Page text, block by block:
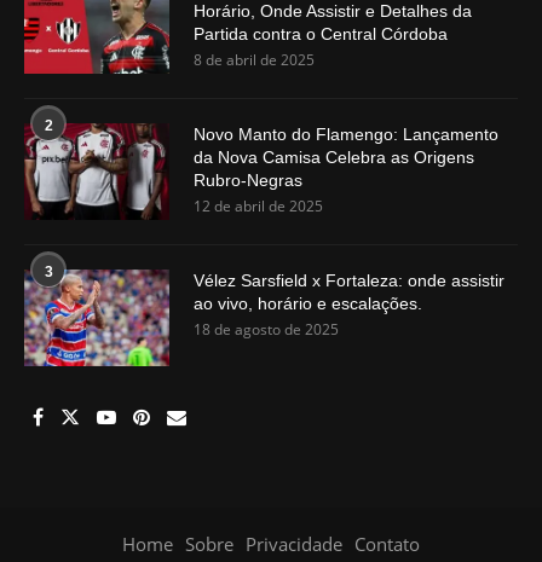
Horário, Onde Assistir e Detalhes da
Partida contra o Central Córdoba
8 de abril de 2025
2
Novo Manto do Flamengo: Lançamento
da Nova Camisa Celebra as Origens
Rubro-Negras
12 de abril de 2025
3
Vélez Sarsfield x Fortaleza: onde assistir
ao vivo, horário e escalações.
18 de agosto de 2025
Home Sobre Privacidade Contato